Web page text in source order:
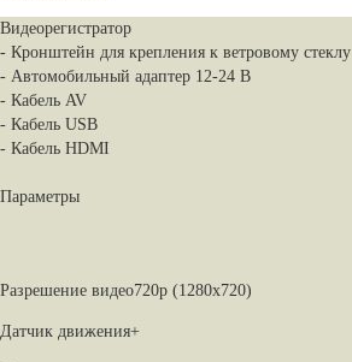
Видеорегистратор
- Кронштейн для крепления к ветровому стеклу
- Автомобильный адаптер 12-24 В
- Кабель AV
- Кабель USB
- Кабель HDMI
Параметры
Разрешение видео720p (1280x720)
Датчик движения+